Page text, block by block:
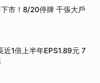
市！8/20停牌 千張大戶
近1倍上半年EPS1.89元 7